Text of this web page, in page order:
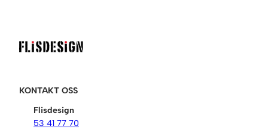
KONTAKT OSS
Flisdesign
53 41 77 70